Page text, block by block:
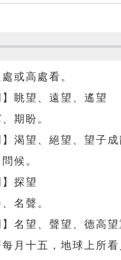
或高處看。
】眺望、遠望、遙望
期盼。
】渴望、絕望、望子成
候。
】探望
名聲。
】名望、聲望、德高望
每月十五，地球上所